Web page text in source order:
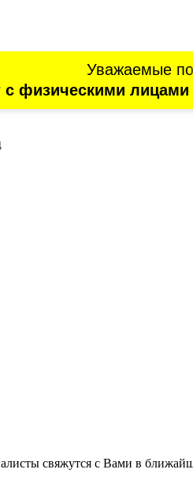
Уважаемые
физическими
свяжутся с Вами в